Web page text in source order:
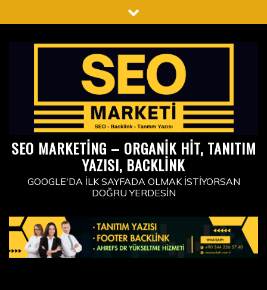
to
SEO MARKETING – ORGANIK HIT, TANITIM
YAZISI, BACKLINK
GOOGLE'DA İLK SAYFADA OLMAK İSTIYORSAN
DOĞRU YERDESIN